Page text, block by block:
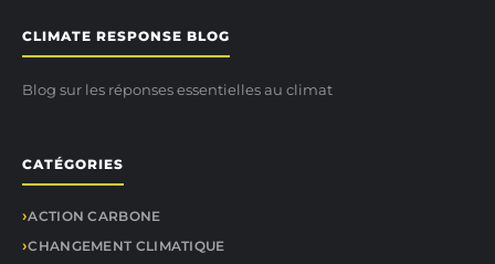
CLIMATE RESPONSE BLOG
Blog sur les réponses essentielles au climat
CATÉGORIES
ACTION CARBONE
CHANGEMENT CLIMATIQUE